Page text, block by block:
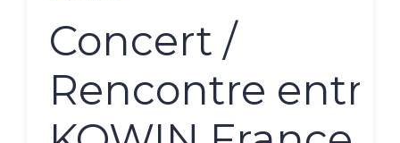
Concert /
Rencontre entre